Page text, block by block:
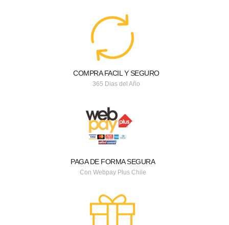
COMPRA FACIL Y SEGURO
365 Dias del Año
PAGA DE FORMA SEGURA
Con Webpay Plus Chile